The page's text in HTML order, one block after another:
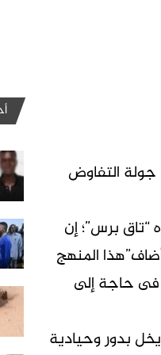
جولة التفاوض
“تاق برس”؛ إن
المنهج
فى حاجة إلى
بدور وحيادية